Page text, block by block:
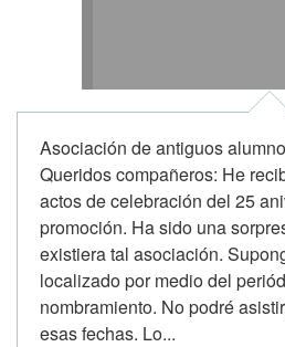
Asociación de antiguos
Queridos compañeros: He
actos de celebración del 25
promoción. Ha sido una
existiera tal asociación.
localizado por medio del
nombramiento. No podré
esas fechas. Lo...